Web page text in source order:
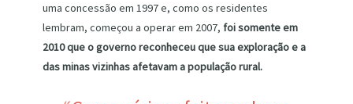
uma concessão em 1997 e, como os residentes
lembram, começou a operar em 2007, foi somente em
2010 que o governo reconheceu que sua exploração e a
das minas vizinhas afetavam a população rural.